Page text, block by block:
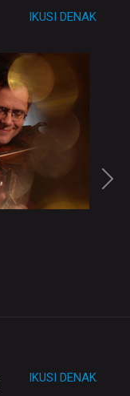
IKUSI DENAK
IKUSI DENAK